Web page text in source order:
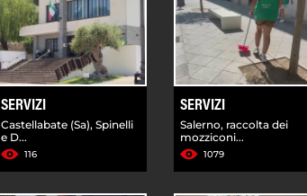
SERVIZI
Castellabate (Sa), Spinelli
e D...
116
SERVIZI
Salerno, raccolta dei
mozziconi...
1079